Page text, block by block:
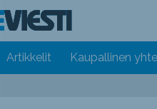
Artikkelit Kaupallinen